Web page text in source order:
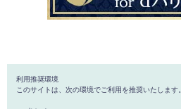
利用推奨環境
このサイトは、次の環境でご利用を推奨いたします。